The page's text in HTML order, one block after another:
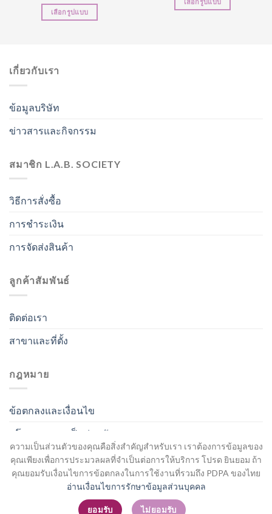
ความเป็นส่วนตัวของคุณคือสิ่งสำคัญสำหรับเรา เราต้องการข้อมูลของ
คุณเพียงเพื่อการประมวลผลที่จำเป็นต่อการให้บริการ โปรด ยินยอม ถ้า
คุณยอมรับเงื่อนไขการข้อตกลงในการใช้งานที่รวมถึง PDPA ของไทย
อ่านเงื่อนไขการรักษาข้อมูลส่วนบุคคล
ยอมรับ ไม่ยอมรับ
เลือกรูปแบบ
เลือกรูปแบบ
เกี่ยวกับเรา
ข้อมูลบริษัท
ข่าวสารและกิจกรรม
สมาชิก L.A.B. SOCIETY
วิธีการสั่งซื้อ
การชำระเงิน
การจัดส่งสินค้า
ลูกค้าสัมพันธ์
ติดต่อเรา
สาขาและที่ตั้ง
กฎหมาย
ข้อตกลงและเงื่อนไข
นโยบายความเป็นส่วนตัว
สมัครสมาชิก / เข้าสู่ระบบ